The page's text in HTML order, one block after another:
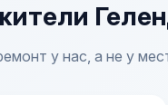
у нас, а не у